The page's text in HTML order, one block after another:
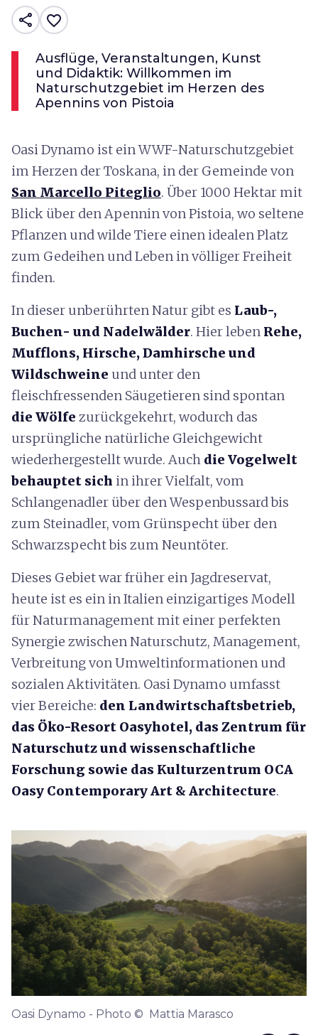
share favorite_border
Ausflüge, Veranstaltungen, Kunst
und Didaktik: Willkommen im
Naturschutzgebiet im Herzen des
Apennins von Pistoia
Oasi Dynamo ist ein WWF-Naturschutzgebiet
im Herzen der Toskana, in der Gemeinde von
San Marcello Piteglio. Über 1000 Hektar mit
Blick über den Apennin von Pistoia, wo seltene
Pflanzen und wilde Tiere einen idealen Platz
zum Gedeihen und Leben in völliger Freiheit
finden.
In dieser unberührten Natur gibt es Laub-,
Buchen- und Nadelwälder. Hier leben Rehe,
Mufflons, Hirsche, Damhirsche und
Wildschweine und unter den
fleischfressenden Säugetieren sind spontan
die Wölfe zurückgekehrt, wodurch das
ursprüngliche natürliche Gleichgewicht
wiederhergestellt wurde. Auch die Vogelwelt
behauptet sich in ihrer Vielfalt, vom
Schlangenadler über den Wespenbussard bis
zum Steinadler, vom Grünspecht über den
Schwarzspecht bis zum Neuntöter.
Dieses Gebiet war früher ein Jagdreservat,
heute ist es ein in Italien einzigartiges Modell
für Naturmanagement mit einer perfekten
Synergie zwischen Naturschutz, Management,
Verbreitung von Umweltinformationen und
sozialen Aktivitäten. Oasi Dynamo umfasst
vier Bereiche: den Landwirtschaftsbetrieb,
das Öko-Resort Oasyhotel, das Zentrum für
Naturschutz und wissenschaftliche
Forschung sowie das Kulturzentrum OCA
Oasy Contemporary Art & Architecture.
Oasi Dynamo - Photo © Mattia Marasco